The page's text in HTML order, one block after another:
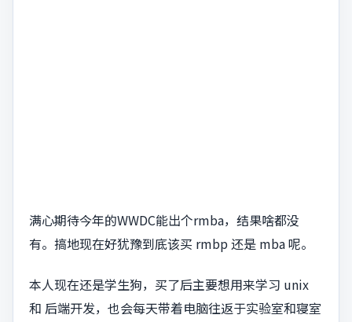
满心期待今年的WWDC能出个rmba，结果啥都没
有。搞地现在好犹豫到底该买 rmbp 还是 mba 呢。
本人现在还是学生狗，买了后主要想用来学习 unix
和 后端开发，也会每天带着电脑往返于实验室和寝室